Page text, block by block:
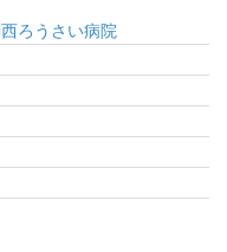
ろうさい病院